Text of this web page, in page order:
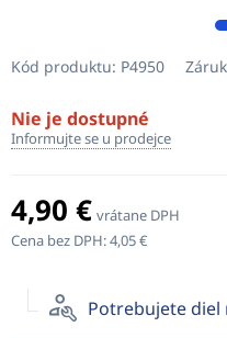
Kód produktu: P4950
Nie je dostupné
Informujte se u prodejce
4,90 € vrátane DPH
Cena bez DPH:4,05 €
Potrebujete